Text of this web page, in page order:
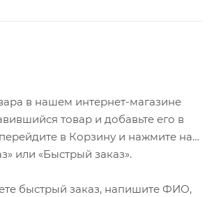
в нашем интернет-магазине
товар и добавьте его в
в Корзину и нажмите на
или «Быстрый заказ».
быстрый заказ, напишите ФИО,